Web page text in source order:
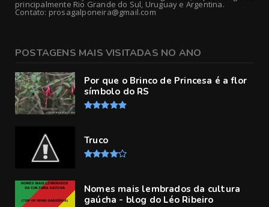
principalmente Rio Grande do Sul, Uruguay e Argentina.
Contato: prosagalponeira@gmail.com
POSTAGENS MAIS VISITADAS NO ANO
Por que o Brinco de Princesa é a flor
símbolo do RS
Truco
Nomes mais lembrados da cultura
gaúcha - blog do Léo Ribeiro